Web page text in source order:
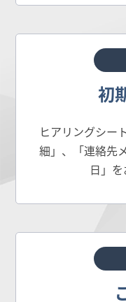
初
ヒアリングシー
細」、「連絡先
日」